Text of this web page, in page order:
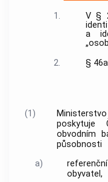
1.
V §
a
2.
§
(1)
Ministerstvo
poskytuje
obvodním
působnosti
a)
obyvatel,